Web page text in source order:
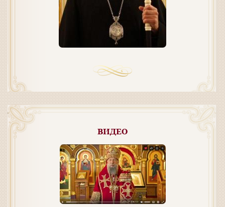
ВИДЕО